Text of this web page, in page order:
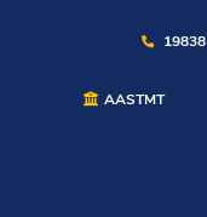
19838
AASTMT